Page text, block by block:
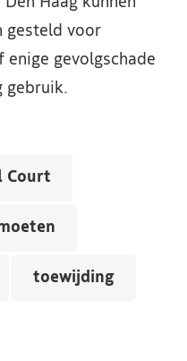
gesteld voor
enige gevolgschade
gebruik.
Court
toewijding